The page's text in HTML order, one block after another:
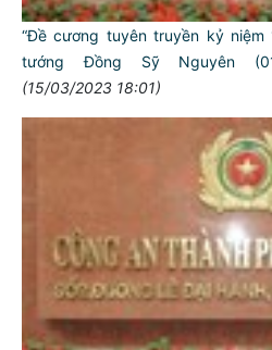
“Đề cương tuyên truyền kỷ niệm
tướng Đồng Sỹ Nguyên
(15/03/2023 18:01)